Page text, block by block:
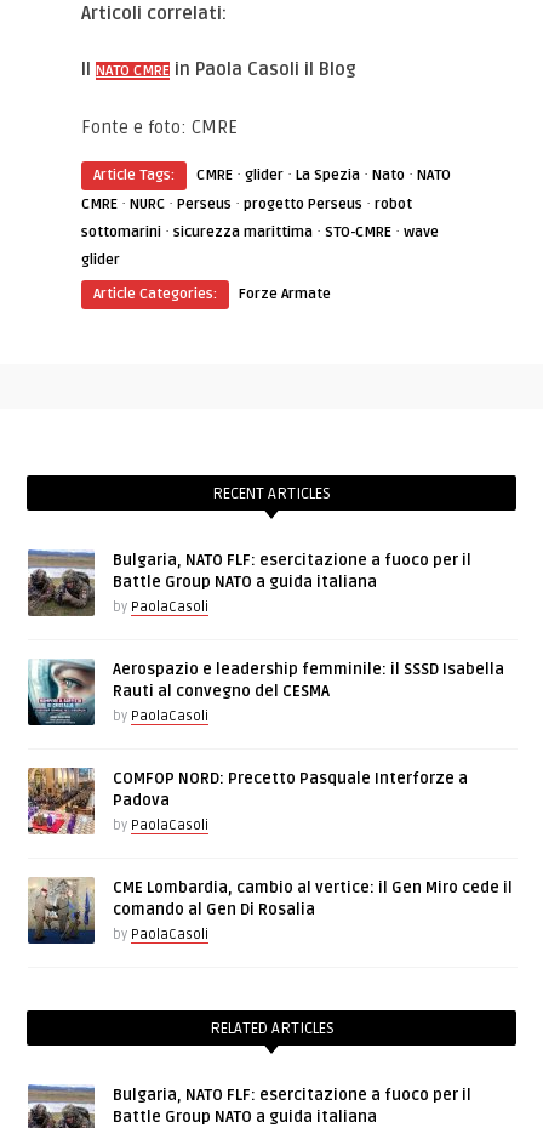
Articoli correlati:
IlNATO CMRE in Paola Casoli il Blog
Fonte e foto: CMRE
Article Tags: CMRE ·glider ·La Spezia ·Nato ·NATO
CMRE ·NURC ·Perseus ·progetto Perseus ·robot
sottomarini ·sicurezza marittima ·STO-CMRE ·wave
glider
Article Categories:
Forze Armate
RECENT ARTICLES
Bulgaria, NATO FLF: esercitazione a fuoco per il
Battle Group NATO a guida italiana
by PaolaCasoli
Aerospazio e leadership femminile: il SSSD Isabella
Rauti al convegno del CESMA
by PaolaCasoli
COMFOP NORD: Precetto Pasquale Interforze a
Padova
by PaolaCasoli
CME Lombardia, cambio al vertice: il Gen Miro cede il
comando al Gen Di Rosalia
by PaolaCasoli
RELATED ARTICLES
Bulgaria, NATO FLF: esercitazione a fuoco per il
Battle Group NATO a guida italiana